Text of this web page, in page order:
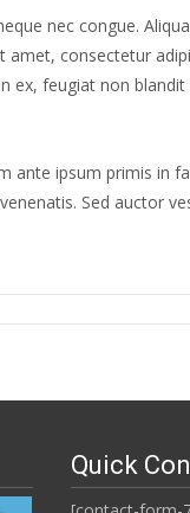
nec congue.
consectetur
ex, feugiat non
ante ipsum primis in
Sed auctor
Quick